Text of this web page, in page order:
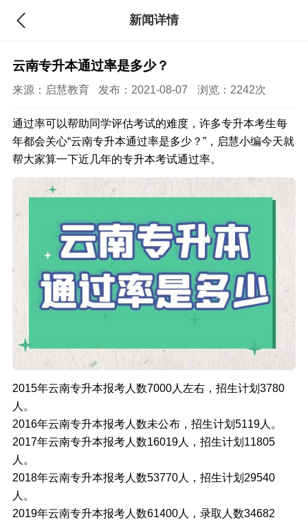
新闻详情
云南专升本通过率是多少？
来源： 启慧教育 发布：2021-08-07 浏览：2242次
通过率可以帮助同学评估考试的难度，许多专升本考生每
年都会关心“云南专升本通过率是多少？”，启慧小编今天就
帮大家算一下近几年的专升本考试通过率。
2015年云南专升本报考人数7000人左右，招生计划3780
人。
2016年云南专升本报考人数未公布，招生计划5119人。
2017年云南专升本报考人数16019人，招生计划11805
人。
2018年云南专升本报考人数53770人，招生计划29540
人。
2019年云南专升本报考人数61400人，录取人数34682